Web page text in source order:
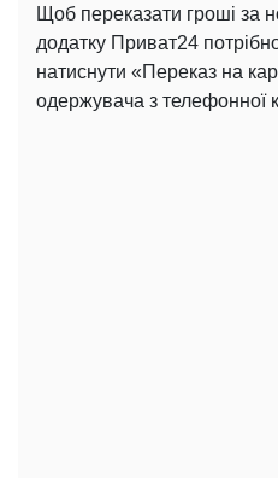
Щоб переказати гроші за
додатку Приват24
натиснути «Переказ на
одержувача з телефонної